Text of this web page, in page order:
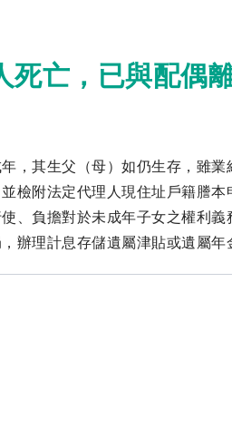
死亡，已與配偶
，其生父（母）如仍生存，雖
檢附法定代理人現住址戶籍謄本
、負擔對於未成年子女之權利
辦理計息存儲遺屬津貼或遺屬年